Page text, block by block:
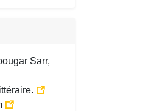
Sarr,